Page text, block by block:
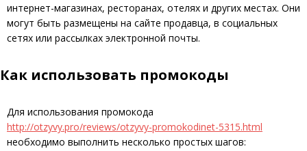
интернет-магазинах, ресторанах, отелях и других местах. Они
могут быть размещены на сайте продавца, в социальных
сетях или рассылках электронной почты.
Как использовать промокоды
Для использования промокода
http://otzyvy.pro/reviews/otzyvy-promokodinet-5315.html
необходимо выполнить несколько простых шагов: